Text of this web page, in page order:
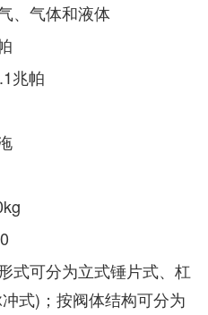
气体和液体
兆帕
可分为立式锤片式、杠
式)；按阀体结构可分为